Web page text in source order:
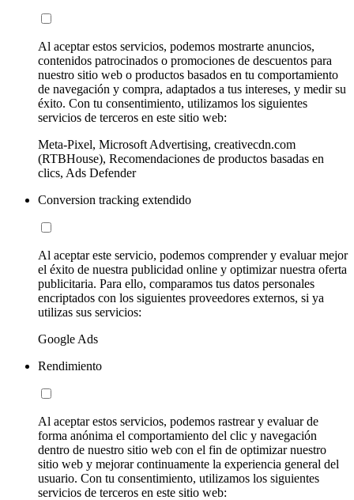
Al aceptar estos servicios, podemos mostrarte anuncios,
contenidos patrocinados o promociones de descuentos para
nuestro sitio web o productos basados en tu comportamiento
de navegación y compra, adaptados a tus intereses, y medir su
éxito. Con tu consentimiento, utilizamos los siguientes
servicios de terceros en este sitio web:
Meta-Pixel, Microsoft Advertising, creativecdn.com
(RTBHouse), Recomendaciones de productos basadas en
clics, Ads Defender
Conversion tracking extendido
Al aceptar este servicio, podemos comprender y evaluar mejor
el éxito de nuestra publicidad online y optimizar nuestra oferta
publicitaria. Para ello, comparamos tus datos personales
encriptados con los siguientes proveedores externos, si ya
utilizas sus servicios:
Google Ads
Rendimiento
Al aceptar estos servicios, podemos rastrear y evaluar de
forma anónima el comportamiento del clic y navegación
dentro de nuestro sitio web con el fin de optimizar nuestro
sitio web y mejorar continuamente la experiencia general del
usuario. Con tu consentimiento, utilizamos los siguientes
servicios de terceros en este sitio web: